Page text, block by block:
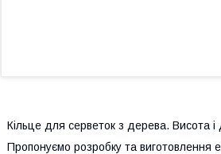
Кільце для серветок з дерева. Висота
Пропонуємо розробку та виготовлення